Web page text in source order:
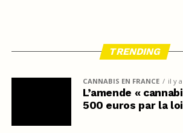
TRENDING
CANNABIS EN FRANCE il y
L’amende «
500 euros par la loi